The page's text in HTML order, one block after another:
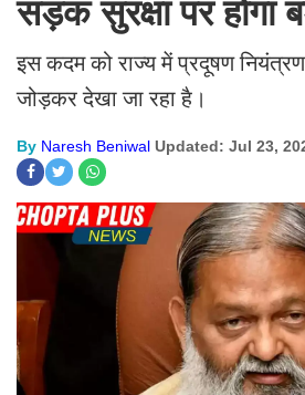
सड़क सुरक्षा पर होगा
इस कदम को राज्य में प्रदूषण
जोड़कर देखा जा रहा है।
By Naresh Beniwal Updated: Jul 23,